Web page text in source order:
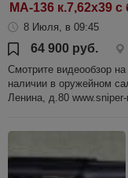
МА-136 к.7,62х39
8 Июля, в 09:45
64 900 руб.
Смотрите видеообзор
наличии в оружейном
Ленина, д.80